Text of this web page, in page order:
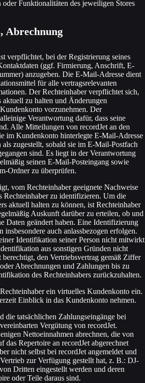
Funktionalitäten des jeweiligen Stores
Abrechnung
verpflichtet, bei der Registrierung seines
(ggf. Firmierung, Anschrift, E-
anzugeben. Die E-Mail-Adresse dient
für alle vertragsrelevanten
Der Rechteinhaber verpflichtet sich,
aktuell zu halten und Änderungen
vorzunehmen. Der
Verantwortung dafür, dass seine
Alle Mitteilungen von recordJet an den
im Kundenkonto hinterlegte E-Mail-Adresse
als zugestellt, sobald sie im E-Mail-Postfach
sind. Es liegt in der Verantwortung
seinen E-Mail-Posteingang sowie
Ordner zu überprüfen.
vom Rechteinhaber geeignete Nachweise
Rechteinhaber zu identifizieren. Um die
aktuell halten zu können, ist Rechteinhaber
Auskunft darüber zu erteilen, ob und
Daten geändert haben. Eine Identifizierung
insbesondere auch anlassbezogen erfolgen.
Identifikation seiner Person nicht mitwirkt
aus sonstigen Gründen nicht
berechtigt, den Vertriebsvertrag gemäß Ziffer
Abrechnungen und Zahlungen bis zu
des Rechteinhabers zurückzuhalten.
ein virtuelles Kundenkonto ein.
Einblick in das Kundenkonto nehmen.
die tatsächlichen Zahlungseingänge bei
Vergütung von recordJet.
Nettoeinnahmen abrechnen, die von
das Repertoire an recordJet abgerechnet
nicht selbst bei recordJet angemeldet und
zur Verfügung gestellt hat, z. B.: DJ-
Dritten eingestellt werden und deren
oder Teile daraus sind.